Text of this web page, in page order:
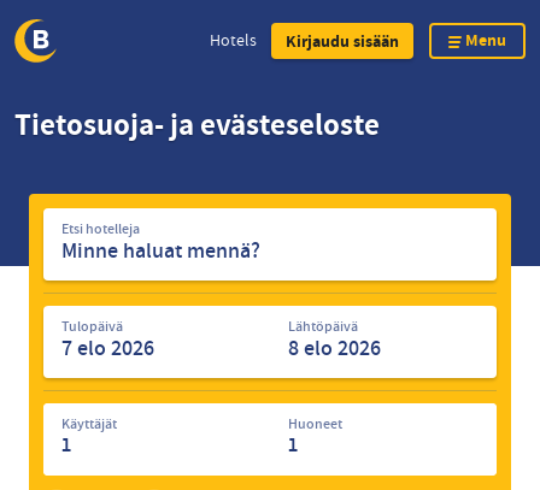
Hotels Kirjaudu sisään Menu
Tietosuoja- ja evästeseloste
Etsi
hotelleja
Etsi hotelleja
Tulopäivä Lähtöpäivä
Käyttäjät
1
Huoneet
1
Privé